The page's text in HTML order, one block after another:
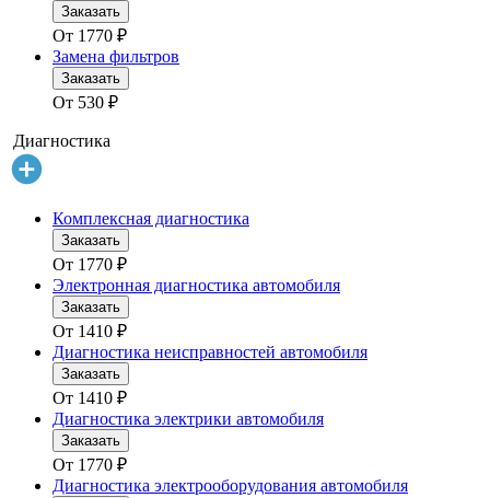
Заказать
От 1770 ₽
Замена фильтров
Заказать
От 530 ₽
Диагностика
Комплексная диагностика
Заказать
От 1770 ₽
Электронная диагностика автомобиля
Заказать
От 1410 ₽
Диагностика неисправностей автомобиля
Заказать
От 1410 ₽
Диагностика электрики автомобиля
Заказать
От 1770 ₽
Диагностика электрооборудования автомобиля